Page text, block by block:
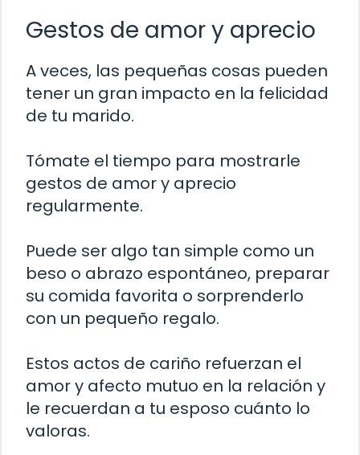
Gestos de amor y aprecio
A veces, las pequeñas cosas pueden
tener un gran impacto en la felicidad
de tu marido.
Tómate el tiempo para mostrarle
gestos de amor y aprecio
regularmente.
Puede ser algo tan simple como un
beso o abrazo espontáneo, preparar
su comida favorita o sorprenderlo
con un pequeño regalo.
Estos actos de cariño refuerzan el
amor y afecto mutuo en la relación y
le recuerdan a tu esposo cuánto lo
valoras.